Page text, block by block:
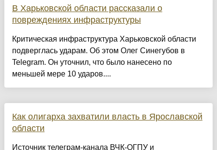
В Харьковской области рассказали о
повреждениях инфраструктуры
Критическая инфраструктура Харьковской области
подверглась ударам. Об этом Олег Синегубов в
Telegram. Он уточнил, что было нанесено по
меньшей мере 10 ударов....
Как олигарха захватили власть в Ярославской
области
Источник телеграм-канала ВЧК-ОГПУ и